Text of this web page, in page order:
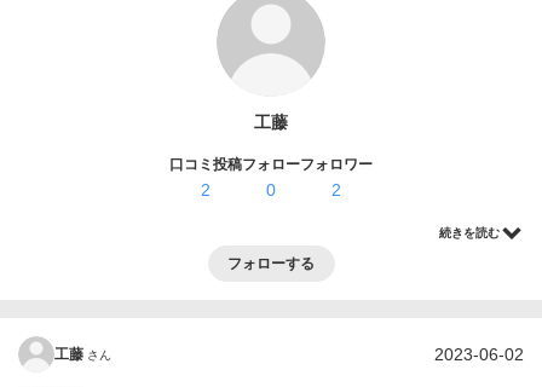
工藤
口コミ投稿
2
フォロー
0
フォロワー
2
続きを読む
フォローする
工藤 さん 2023-06-02